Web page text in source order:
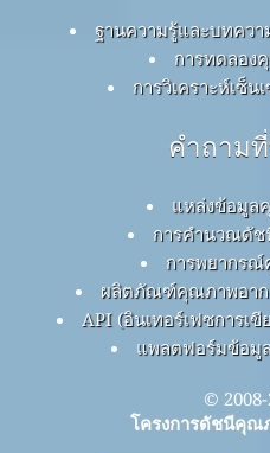
ฐานความรู้และบทคว
การทดลอง
การวิเคราะห์เซ็
คำถาม
แหล่งข้อมูล
การคำนวณดั
การพยากร
ผลิตภัณฑ์คุณภาพอาก
API (อินเทอร์เฟซการเ
แพลตฟอร์มข้อมู
© 2008-
โครงการดัชนีคุณ